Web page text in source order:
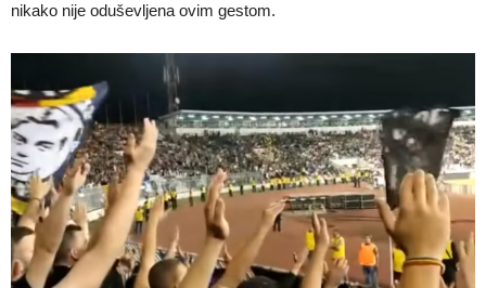
nikako nije oduševljena ovim gestom.